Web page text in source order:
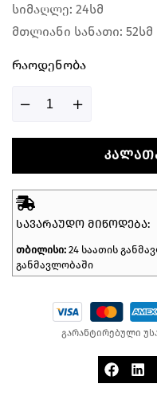
სიმაღლე: 24სმ
მთლიანი სანათი: 52სმ
Რაოდენობა
ᲡᲐᲕᲐᲠᲐᲣᲓᲝ ᲛᲘᲬᲝᲓᲔᲑᲐ:
თბილისი: 24 საათის
განმავლობაში
გარანტირებული